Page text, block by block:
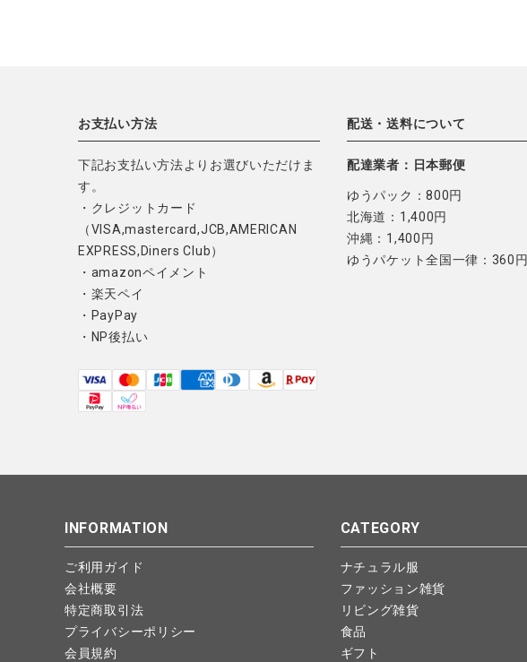
お支払い方法
下記お支払い方法よりお選びいただけま
す。
・クレジットカード
（VISA,mastercard,JCB,AMERICAN
EXPRESS,Diners Club）
・amazonペイメント
・楽天ペイ
・PayPay
・NP後払い
配送・送料について
配達業者：日本郵便
ゆうパック：800円
北海道：1,400円
沖縄：1,400円
ゆうパケット全国一律：360円
INFORMATION
ご利用ガイド
会社概要
特定商取引法
プライバシーポリシー
会員規約
CATEGORY
ナチュラル服
ファッション雑貨
リビング雑貨
食品
ギフト